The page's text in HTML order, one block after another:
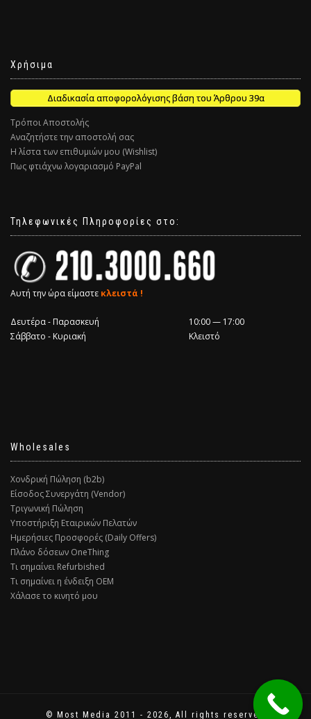
Χρήσιμα
Διαδικασία αποφορολόγισης βάση του Άρθρου 39α
Τρόποι Αποστολής
Αναζητήστε την αποστολή σας
Η λίστα των επιθυμιών μου (Wishlist)
Πως φτιάχνω λογαριασμό PayPal
Τηλεφωνικές Πληροφορίες στο:
Αυτή την ώρα είμαστε κλειστά !
Δευτέρα - Παρασκευή
10:00 — 17:00
Σάββατο - Κυριακή
Κλειστό
Wholesales
Χονδρική Πώληση (b2b)
Είσοδος Συνεργάτη (Vendor)
Τριγωνική Πώληση
Υποστήριξη Εταιρικών Πελατών
Ημερήσιες Προσφορές (Daily Offers)
Πλάνο δόσεων OneThing
Τι σημαίνει Refurbished
Τι σημαίνει η ένδειξη ΟΕΜ
Χάλασε το κινητό μου
© Most Media 2011 - 2026, All rights reserved